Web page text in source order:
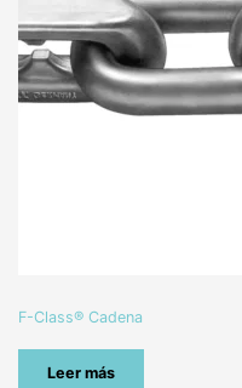
F-Class® Cadena
Leer más